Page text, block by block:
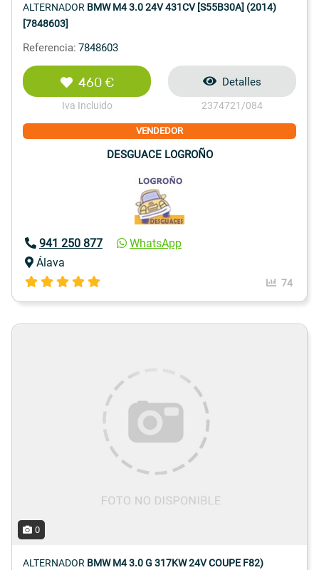
ALTERNADOR BMW M4 3.0 24V 431CV [S55B30A] (2014)
[7848603]
Referencia: 7848603
460 €
Iva Incluido
Detalles
2374721/084
VENDEDOR
DESGUACE LOGROÑO
941 250 877
WhatsApp
Álava
74
0
ALTERNADOR BMW M4 3.0 G 317KW 24V COUPE F82)